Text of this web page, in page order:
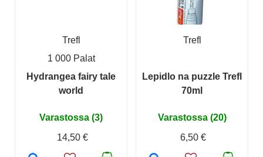
Trefl
1 000 Palat
Hydrangea fairy tale
world
Varastossa (3)
14,50 €
Trefl
Lepidlo na puzzle Trefl
70ml
Varastossa (20)
6,50 €